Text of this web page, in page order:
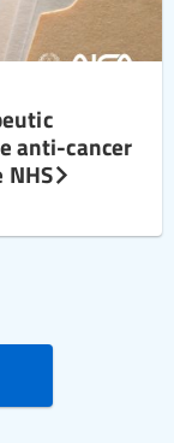
anti-cancer